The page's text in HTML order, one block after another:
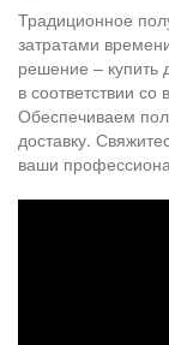
Традиционное
затратами
решение – купить
в соответствии
Обеспечиваем
доставку.
ваши